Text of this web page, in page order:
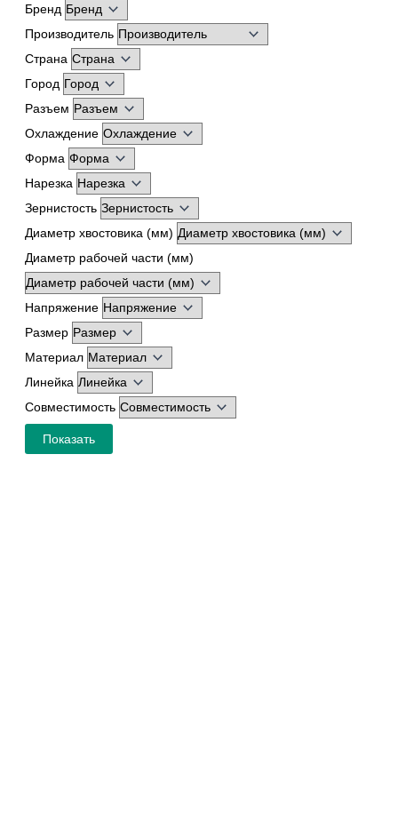
Бренд
Производитель
Страна
Город
Разъем
Охлаждение
Форма
Нарезка
Зернистость
Диаметр хвостовика (мм)
Диаметр рабочей части (мм)
Напряжение
Размер
Материал
Линейка
Совместимость
Показать